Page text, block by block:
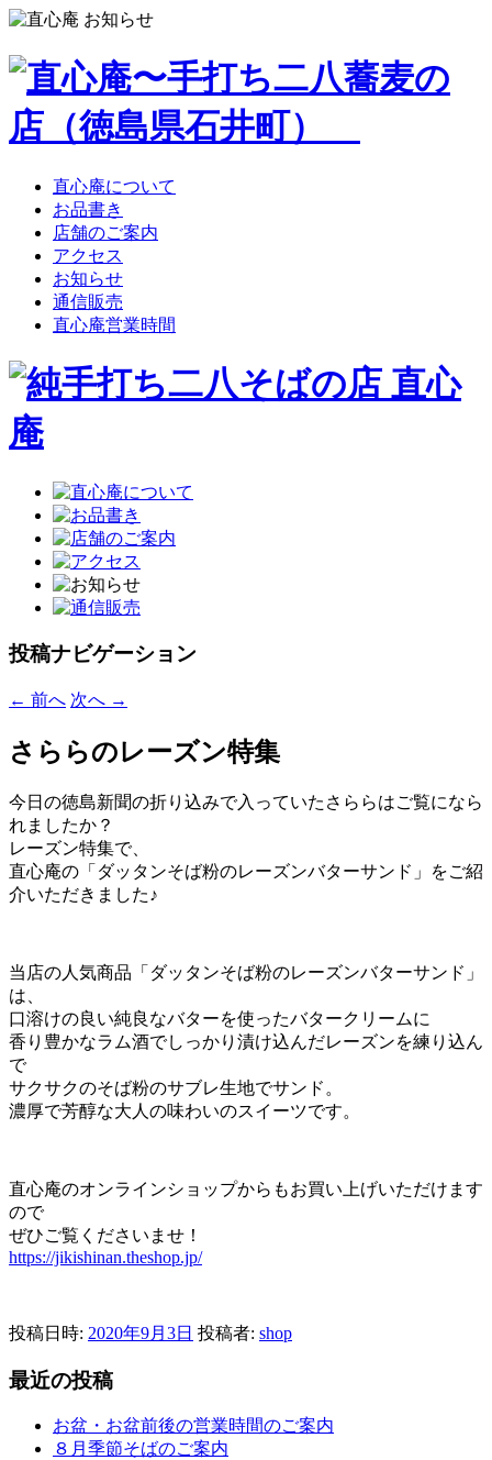
直心庵について
お品書き
店舗のご案内
アクセス
お知らせ
通信販売
直心庵営業時間
投稿ナビゲーション
← 前へ 次へ →
さららのレーズン特集
今日の徳島新聞の折り込みで入っていたさららはご覧になら
れましたか？
レーズン特集で、
直心庵の「ダッタンそば粉のレーズンバターサンド」をご紹
介いただきました♪
当店の人気商品「ダッタンそば粉のレーズンバターサンド」
は、
口溶けの良い純良なバターを使ったバタークリームに
香り豊かなラム酒でしっかり漬け込んだレーズンを練り込ん
で
サクサクのそば粉のサブレ生地でサンド。
濃厚で芳醇な大人の味わいのスイーツです。
直心庵のオンラインショップからもお買い上げいただけます
ので
ぜひご覧くださいませ！
https://jikishinan.theshop.jp/
投稿日時: 2020年9月3日 投稿者: shop
最近の投稿
お盆・お盆前後の営業時間のご案内
８月季節そばのご案内